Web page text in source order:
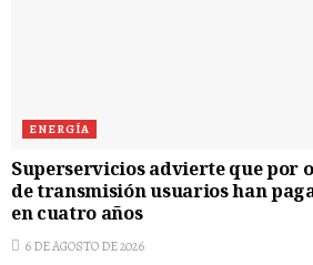
ENERGÍA
Superservicios advierte que por
de transmisión usuarios han
en cuatro años
6 DE AGOSTO DE 2026